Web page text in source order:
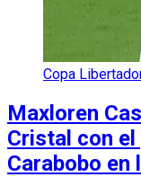
Copa
Maxloren
Cristal con
Carabobo en